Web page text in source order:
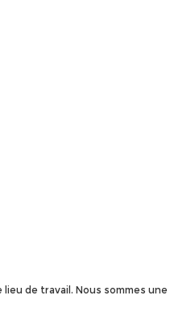
lieu de travail. Nous sommes